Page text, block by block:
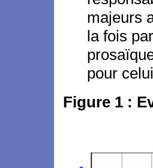
majeurs
la fois
pour
Figure 1 :